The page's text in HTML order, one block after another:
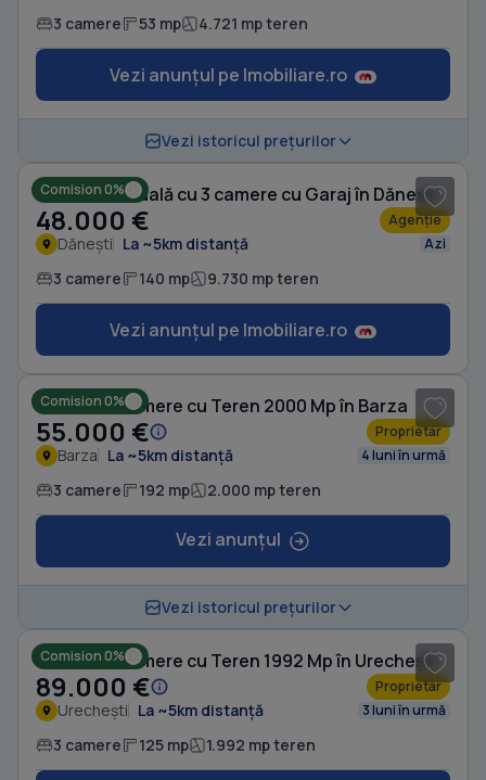
3 camere 53 mp 4.721 mp teren
Vezi anunțul pe Imobiliare.ro
Vezi istoricul prețurilor
Comision 0%
Casă individuală cu 3 camere cu Garaj în Dănești
48.000 € Agenție
Dănești La ~5km distanță Azi
3 camere 140 mp 9.730 mp teren
Vezi anunțul pe Imobiliare.ro
Comision 0%
Casă cu 3 camere cu Teren 2000 Mp în Barza
55.000 € Proprietar
Barza La ~5km distanță 4 luni în urmă
3 camere 192 mp 2.000 mp teren
Vezi anunțul
Vezi istoricul prețurilor
Comision 0%
Casă cu 3 camere cu Teren 1992 Mp în Urechești
89.000 € Proprietar
Urechești La ~5km distanță 3 luni în urmă
3 camere 125 mp 1.992 mp teren